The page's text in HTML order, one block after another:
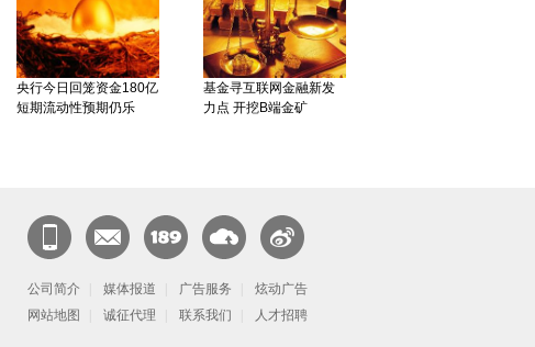
基金寻互联网金融新发
力点 开挖B端金矿
央行今日回笼资金180亿
短期流动性预期仍乐
外币理财产品借人民币
贬值迎来小阳春
计生政策调整：“单独两
孩”保持劳动力优势
户端
箱
博
公司简介 媒体报道 广告服务
炫动广告
网站地图
诚征代理 联系我们 人才招聘